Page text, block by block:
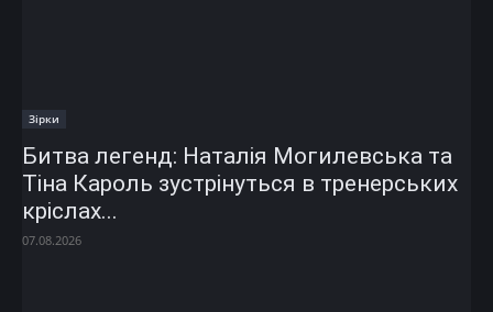
Зірки
Битва легенд: Наталія Могилевська та
Тіна Кароль зустрінуться в тренерських
кріслах...
07.08.2026